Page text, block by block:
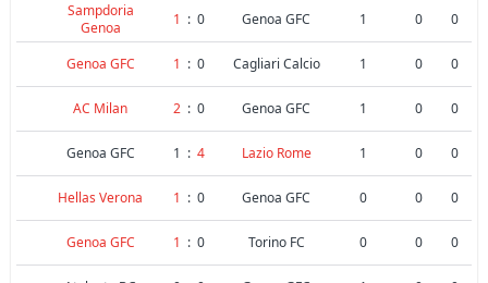
Sampdoria
Genoa
1 : 0 Genoa GFC 1 0 0
Genoa GFC 1 : 0 Cagliari Calcio 1 0 0
AC Milan 2 : 0 Genoa GFC 1 0 0
Genoa GFC 1 : 4 Lazio Rome 1 0 0
Hellas Verona 1 : 0 Genoa GFC 0 0 0
Genoa GFC 1 : 0 Torino FC 0 0 0